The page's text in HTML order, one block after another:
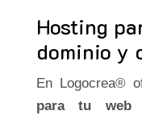
Hosting
dominio y
En Logocrea®
para tu web